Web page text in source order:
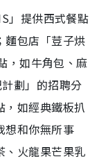
」提供西式餐點
麵包店「荳子烘
，如牛角包、麻
劃」的招聘分
，如經典鐵板扒
想和你無所事
、火龍果芒果乳